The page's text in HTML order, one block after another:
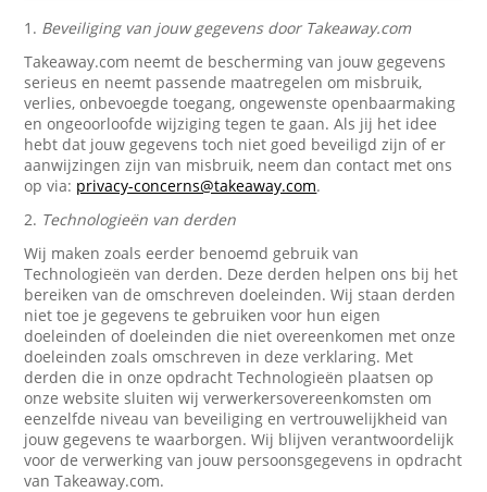
1. Beveiliging van jouw gegevens door Takeaway.com
Takeaway.com neemt de bescherming van jouw gegevens
serieus en neemt passende maatregelen om misbruik,
verlies, onbevoegde toegang, ongewenste openbaarmaking
en ongeoorloofde wijziging tegen te gaan. Als jij het idee
hebt dat jouw gegevens toch niet goed beveiligd zijn of er
aanwijzingen zijn van misbruik, neem dan contact met ons
op via: privacy-concerns@takeaway.com.
2. Technologieën van derden
Wij maken zoals eerder benoemd gebruik van
Technologieën van derden. Deze derden helpen ons bij het
bereiken van de omschreven doeleinden. Wij staan derden
niet toe je gegevens te gebruiken voor hun eigen
doeleinden of doeleinden die niet overeenkomen met onze
doeleinden zoals omschreven in deze verklaring. Met
derden die in onze opdracht Technologieën plaatsen op
onze website sluiten wij verwerkersovereenkomsten om
eenzelfde niveau van beveiliging en vertrouwelijkheid van
jouw gegevens te waarborgen. Wij blijven verantwoordelijk
voor de verwerking van jouw persoonsgegevens in opdracht
van Takeaway.com.